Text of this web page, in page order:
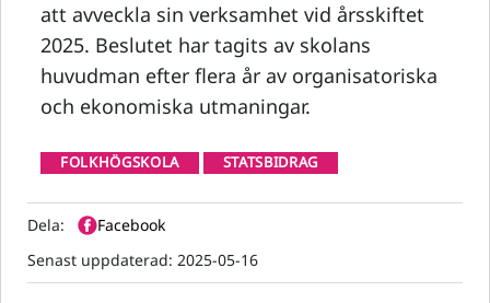
att avveckla sin verksamhet vid årsskiftet
2025. Beslutet har tagits av skolans
huvudman efter flera år av organisatoriska
och ekonomiska utmaningar.
FOLKHÖGSKOLA STATSBIDRAG
Dela:
Facebook
Senast uppdaterad: 2025-05-16